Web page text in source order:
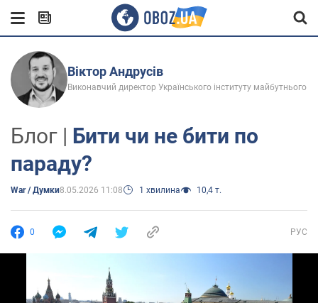
Віктор Андрусів
Виконавчий директор Українського інституту майбутнього
Блог | Бити чи не бити по
параду?
War / Думки8.05.2026 11:08 1 хвилина 10,4 т.
0 РУС